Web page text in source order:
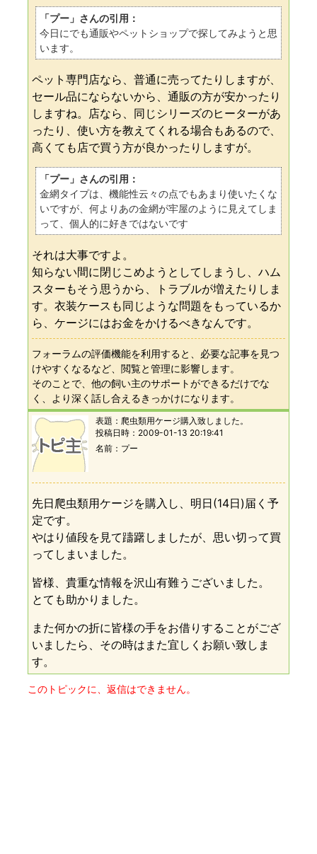
「プー」さんの引用：
今日にでも通販やペットショップで探してみようと思
います。
ペット専門店なら、普通に売ってたりしますが、
セール品にならないから、通販の方が安かったり
しますね。店なら、同じシリーズのヒーターがあ
ったり、使い方を教えてくれる場合もあるので、
高くても店で買う方が良かったりしますが。
「プー」さんの引用：
金網タイプは、機能性云々の点でもあまり使いたくな
いですが、何よりあの金網が牢屋のように見えてしま
って、個人的に好きではないです
それは大事ですよ。
知らない間に閉じこめようとしてしまうし、ハム
スターもそう思うから、トラブルが増えたりしま
す。衣装ケースも同じような問題をもっているか
ら、ケージにはお金をかけるべきなんです。
フォーラムの評価機能を利用すると、必要な記事を見つ
けやすくなるなど、閲覧と管理に影響します。
そのことで、他の飼い主のサポートができるだけでな
く、より深く話し合えるきっかけになります。
表題： 爬虫類用ケージ購入致しました。
投稿日時： 2009-01-13 20:19:41
名前
プー
先日爬虫類用ケージを購入し、明日(14日)届く予
定です。
やはり値段を見て躊躇しましたが、思い切って買
ってしまいました。
皆様、貴重な情報を沢山有難うございました。
とても助かりました。
また何かの折に皆様の手をお借りすることがござ
いましたら、その時はまた宜しくお願い致しま
す。
このトピックに、返信はできません。